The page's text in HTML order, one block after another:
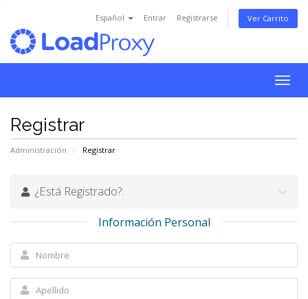
Español Entrar Registrarse Ver Carrito
Registrar
Administración Registrar
¿Está Registrado?:
Información Personal